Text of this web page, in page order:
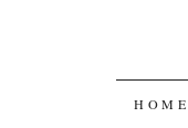
SKIP
HOME